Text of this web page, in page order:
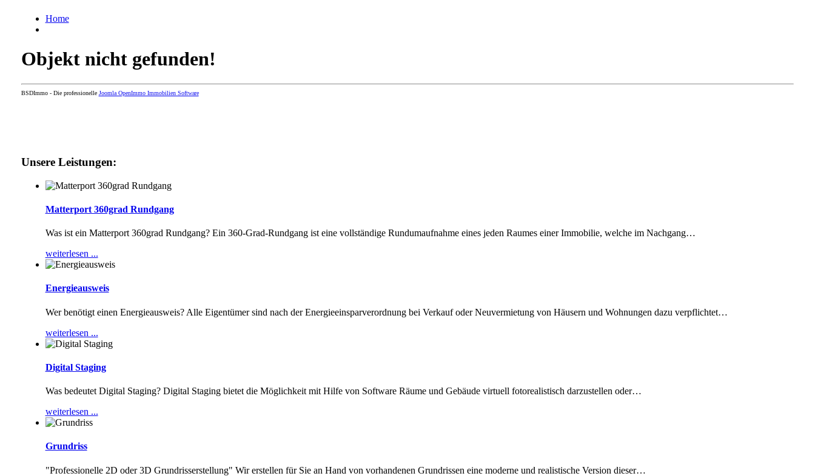
Home
Objekt nicht gefunden!
BSDImmo - Die professionelle Joomla OpenImmo Immobilien Software
Unsere Leistungen:
Matterport 360grad Rundgang
Was ist ein Matterport 360grad Rundgang? Ein 360-Grad-Rundgang ist eine vollständige Rundumaufnahme eines jeden Raumes einer Immobilie, welche im Nachgang…
weiterlesen ...
Energieausweis
Wer benötigt einen Energieausweis? Alle Eigentümer sind nach der Energieeinsparverordnung bei Verkauf oder Neuvermietung von Häusern und Wohnungen dazu verpflichtet…
weiterlesen ...
Digital Staging
Was bedeutet Digital Staging? Digital Staging bietet die Möglichkeit mit Hilfe von Software Räume und Gebäude virtuell fotorealistisch darzustellen oder…
weiterlesen ...
Grundriss
"Professionelle 2D oder 3D Grundrisserstellung" Wir erstellen für Sie an Hand von vorhandenen Grundrissen eine moderne und realistische Version dieser…